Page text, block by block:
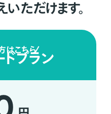
ただけます。
はこちら
プラン